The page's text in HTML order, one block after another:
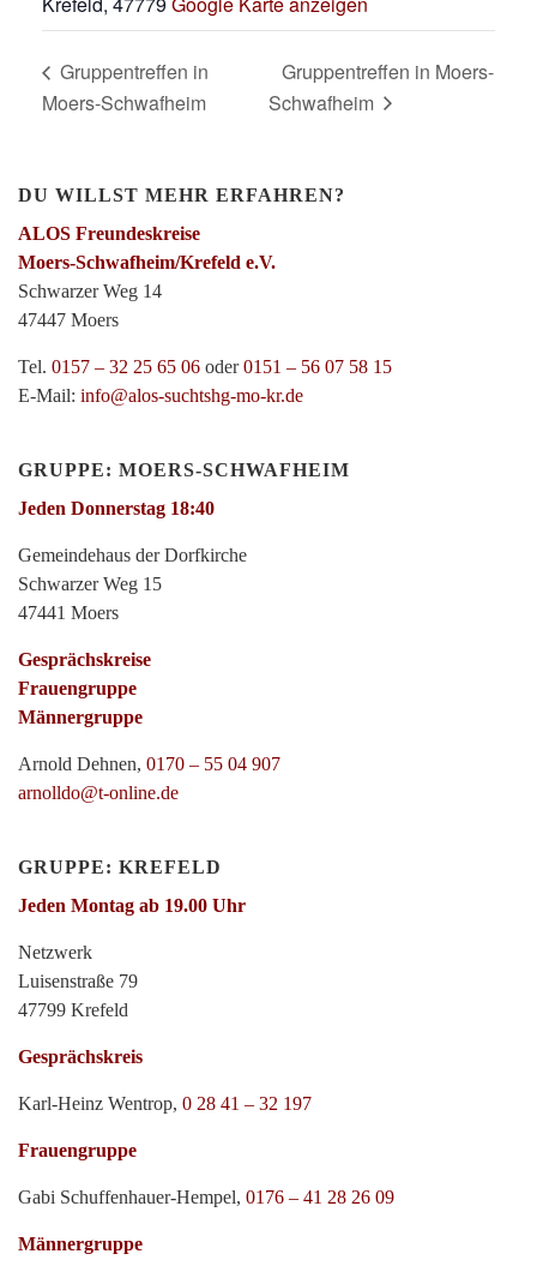
Gruppentreffen in
Moers-Schwafheim
Gruppentreffen in Moers-
Schwafheim
DU WILLST MEHR ERFAHREN?
ALOS Freundeskreise
Moers-Schwafheim/Krefeld e.V.
Schwarzer Weg 14
47447 Moers
Tel. 0157 – 32 25 65 06 oder0151 – 56 07 58 15
E-Mail: info@alos-suchtshg-mo-kr.de
GRUPPE: MOERS-SCHWAFHEIM
Jeden Donnerstag 18:40
Gemeindehaus der Dorfkirche
Schwarzer Weg 15
47441 Moers
Gesprächskreise
Frauengruppe
Männergruppe
Arnold Dehnen, 0170 – 55 04 907
arnolldo@t-online.de
GRUPPE: KREFELD
Jeden Montag ab 19.00 Uhr
Netzwerk
Luisenstraße 79
47799 Krefeld
Gesprächskreis
Karl-Heinz Wentrop, 0 28 41 – 32 197
Frauengruppe
Gabi Schuffenhauer-Hempel, 0176 – 41 28 26 09
Männergruppe